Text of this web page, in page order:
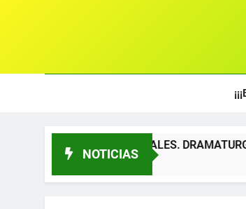
NOTICIAS
DRAMATURGIAS